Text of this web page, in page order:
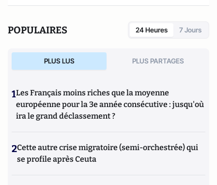
POPULAIRES 24 Heures 7 Jours
PLUS LUS PLUS PARTAGES
1Les Français moins riches que la moyenne
européenne pour la 3e année consécutive : jusqu'où
ira le grand déclassement ?
2Cette autre crise migratoire (semi-orchestrée) qui
se profile après Ceuta